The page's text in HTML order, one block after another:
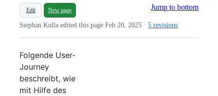
Jump to bottom
Edit New page
Stephan Kulla edited this page Feb 20, 2025 · 5 revisions
Folgende User-
Journey
beschreibt, wie
mit Hilfe des